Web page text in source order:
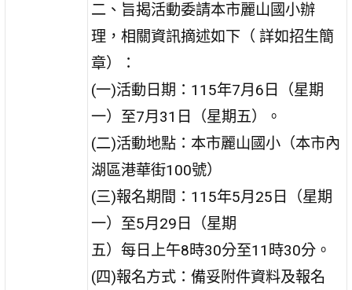
二、旨揭活動委請本市麗山國小辦
理，相關資訊摘述如下（ 詳如招生簡
章）：
(一)活動日期：115年7月6日（星期
一）至7月31日（星期五）。
(二)活動地點：本市麗山國小（本市內
湖區港華街100號）
(三)報名期間：115年5月25日（星期
一）至5月29日（星期
五）每日上午8時30分至11時30分。
(四)報名方式：備妥附件資料及報名